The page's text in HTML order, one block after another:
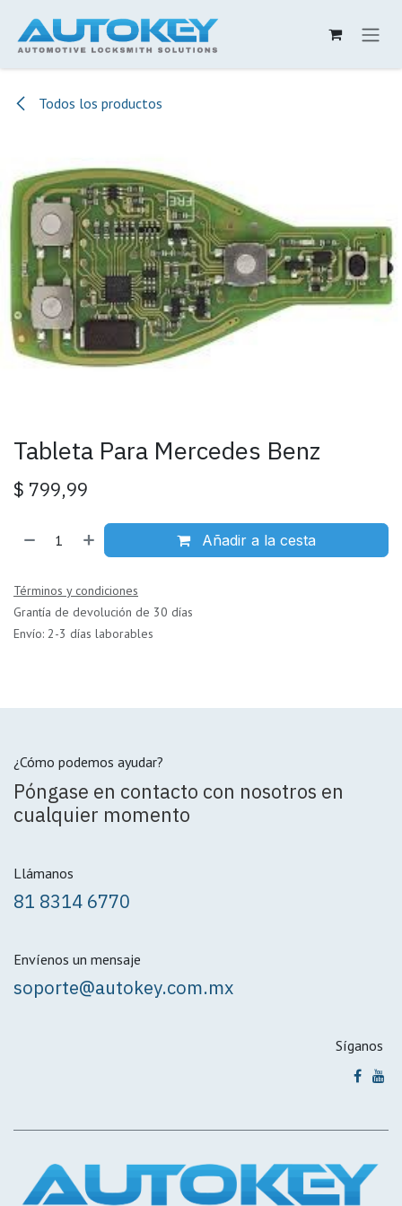
Todos los productos
Tableta Para Mercedes Benz
$ 799,99
Añadir a la cesta
Términos y condiciones
Grantía de devolución de 30 días
Envío: 2-3 días laborables
¿Cómo podemos ayudar?
Póngase en contacto con nosotros en
cualquier momento
Llámanos
81 8314 6770
Envíenos un mensaje
soporte@autokey.com.mx
Síganos